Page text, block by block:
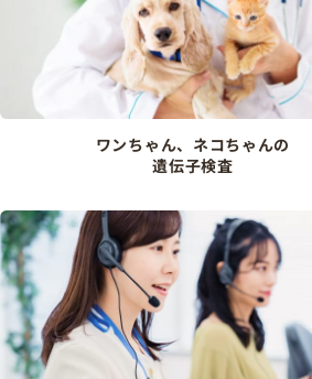
ワンちゃん、ネコちゃんの
遺伝子検査